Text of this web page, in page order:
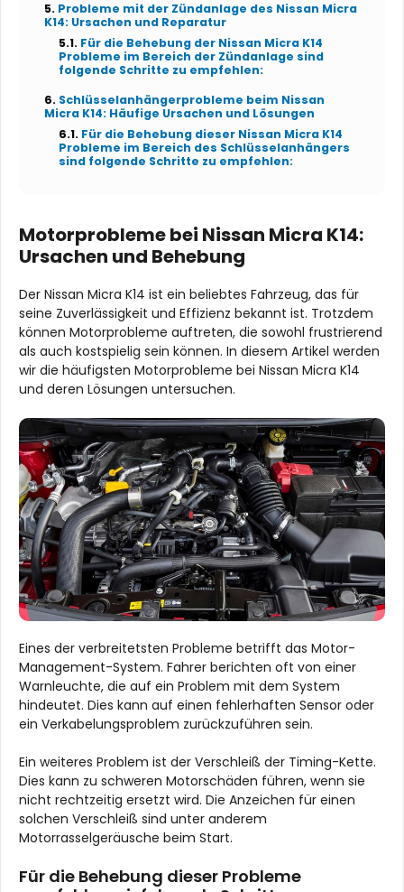
Probleme mit der Zündanlage des Nissan Micra
K14: Ursachen und Reparatur
Für die Behebung der Nissan Micra K14
Probleme im Bereich der Zündanlage sind
folgende Schritte zu empfehlen:
Schlüsselanhängerprobleme beim Nissan
Micra K14: Häufige Ursachen und Lösungen
Für die Behebung dieser Nissan Micra K14
Probleme im Bereich des Schlüsselanhängers
sind folgende Schritte zu empfehlen:
Motorprobleme bei Nissan Micra K14:
Ursachen und Behebung
Der Nissan Micra K14 ist ein beliebtes Fahrzeug, das für
seine Zuverlässigkeit und Effizienz bekannt ist. Trotzdem
können Motorprobleme auftreten, die sowohl frustrierend
als auch kostspielig sein können. In diesem Artikel werden
wir die häufigsten Motorprobleme bei Nissan Micra K14
und deren Lösungen untersuchen.
Eines der verbreitetsten Probleme betrifft das Motor-
Management-System. Fahrer berichten oft von einer
Warnleuchte, die auf ein Problem mit dem System
hindeutet. Dies kann auf einen fehlerhaften Sensor oder
ein Verkabelungsproblem zurückzuführen sein.
Ein weiteres Problem ist der Verschleiß der Timing-Kette.
Dies kann zu schweren Motorschäden führen, wenn sie
nicht rechtzeitig ersetzt wird. Die Anzeichen für einen
solchen Verschleiß sind unter anderem
Motorrasselgeräusche beim Start.
Für die Behebung dieser Probleme